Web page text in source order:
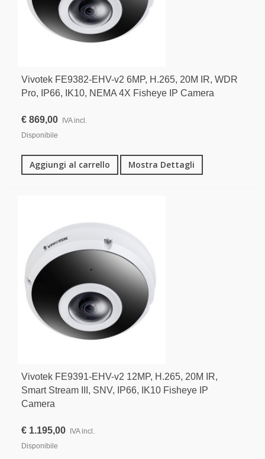
Vivotek FE9382-EHV-v2 6MP, H.265, 20M IR, WDR
Pro, IP66, IK10, NEMA 4X Fisheye IP Camera
€ 869,00 IVA incl.
Disponibile
Aggiungi al carrello Mostra Dettagli
Vivotek FE9391-EHV-v2 12MP, H.265, 20M IR,
Smart Stream III, SNV, IP66, IK10 Fisheye IP
Camera
€ 1.195,00
IVA incl.
Disponibile